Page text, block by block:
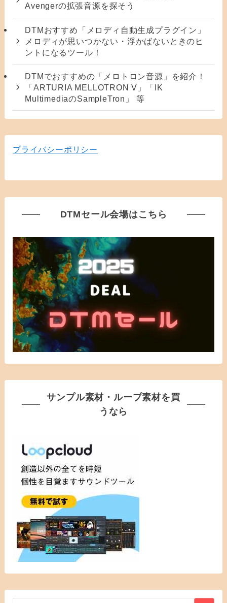
Avengerの拡張音源を探そう
DTMおすすめ「メロディ自動生成プラグイン」
メロディが思いつかない・浮かばないときのヒ
ントになるツール！
DTMでおすすめの「メロトロン音源」を紹介！
「ARTURIA MELLOTRON V」「IK
MultimediaのSampleTron」 等
プライバシーポリシー
DTMセール会場はこちら
サンプル素材・ループ素材を買
うなら